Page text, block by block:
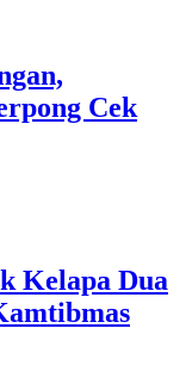
Cek
Kelapa Dua